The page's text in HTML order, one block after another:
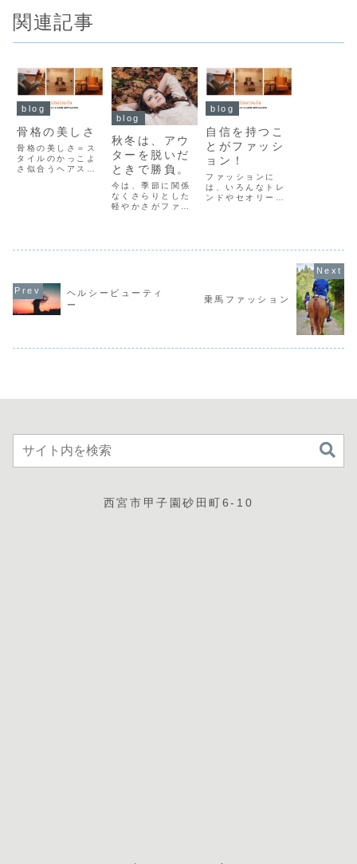
関連記事
blog
骨格の美しさ
骨格の美しさ＝ス
タイルのかっこよ
さ似合うヘアスタ
が、”顔型”による
完成されません。
似合わせとは、
骨...
blog
秋冬は、アウ
ターを脱いだ
ときで勝負。
今は、季節に関係
なくさらりとした
軽やかさがファッ
アコンでどこの室
内も温度は安定し
blog
自信を持つこ
とがファッシ
ョン！
ファッションに
は、いろんなトレ
ンドやセオリーが
も、この人ってお
いる人だと思うん
ヘルシービューティ
ー
乗馬ファッション
西宮市甲子園砂田町6-10